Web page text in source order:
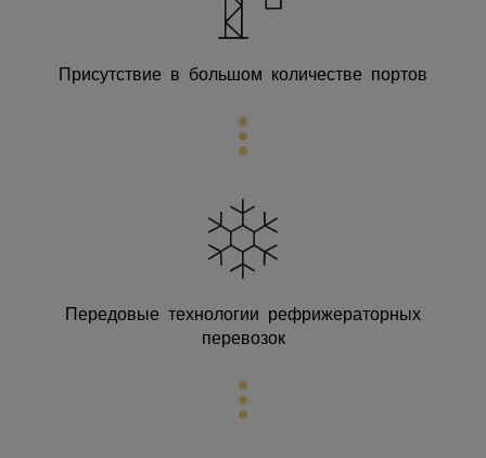
Присутствие в большом количестве портов
Передовые технологии рефрижераторных
перевозок